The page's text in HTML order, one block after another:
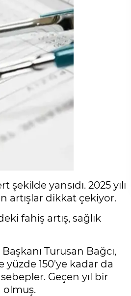
şekilde yansıdı. 2025 yılı
artışlar dikkat çekiyor.
fahiş artış, sağlık
Turusan Bağcı,
yüzde 150'ye kadar da
Geçen yıl bir
olmuş.